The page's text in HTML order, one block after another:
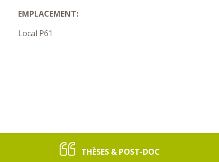
EMPLACEMENT:
Local P61
THÈSES & POST-DOC